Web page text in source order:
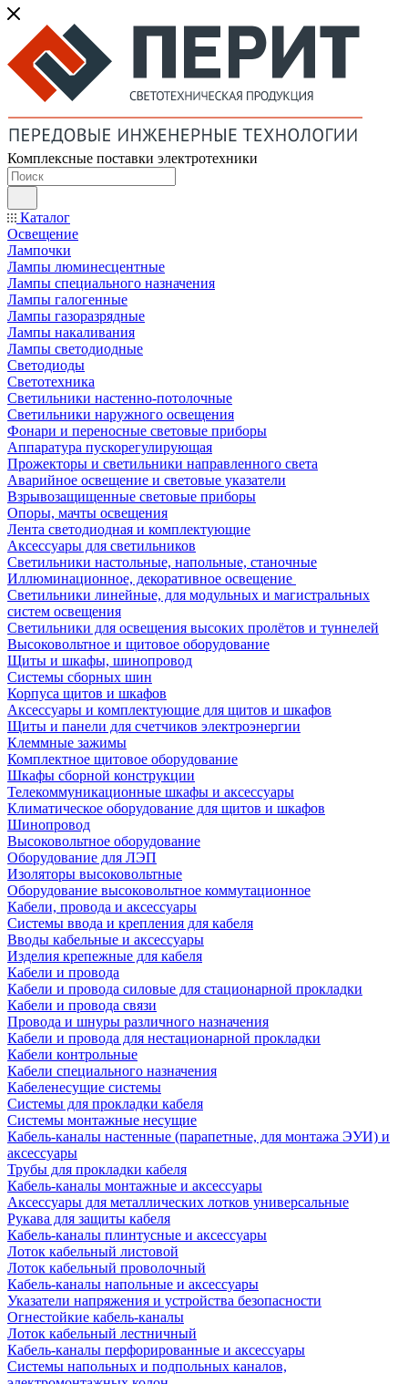
Комплексные поставки электротехники
Каталог
Освещение
Лампочки
Лампы люминесцентные
Лампы специального назначения
Лампы галогенные
Лампы газоразрядные
Лампы накаливания
Лампы светодиодные
Светодиоды
Светотехника
Светильники настенно-потолочные
Светильники наружного освещения
Фонари и переносные световые приборы
Аппаратура пускорегулирующая
Прожекторы и светильники направленного света
Аварийное освещение и световые указатели
Взрывозащищенные световые приборы
Опоры, мачты освещения
Лента светодиодная и комплектующие
Аксессуары для светильников
Светильники настольные, напольные, станочные
Иллюминационное, декоративное освещение
Светильники линейные, для модульных и магистральных
систем освещения
Светильники для освещения высоких пролётов и туннелей
Высоковольтное и щитовое оборудование
Щиты и шкафы, шинопровод
Системы сборных шин
Корпуса щитов и шкафов
Аксессуары и комплектующие для щитов и шкафов
Щиты и панели для счетчиков электроэнергии
Клеммные зажимы
Комплектное щитовое оборудование
Шкафы сборной конструкции
Телекоммуникационные шкафы и аксессуары
Климатическое оборудование для щитов и шкафов
Шинопровод
Высоковольтное оборудование
Оборудование для ЛЭП
Изоляторы высоковольтные
Оборудование высоковольтное коммутационное
Кабели, провода и аксессуары
Системы ввода и крепления для кабеля
Вводы кабельные и аксессуары
Изделия крепежные для кабеля
Кабели и провода
Кабели и провода силовые для стационарной прокладки
Кабели и провода связи
Провода и шнуры различного назначения
Кабели и провода для нестационарной прокладки
Кабели контрольные
Кабели специального назначения
Кабеленесущие системы
Системы для прокладки кабеля
Системы монтажные несущие
Кабель-каналы настенные (парапетные, для монтажа ЭУИ) и
аксессуары
Трубы для прокладки кабеля
Кабель-каналы монтажные и аксессуары
Аксессуары для металлических лотков универсальные
Рукава для защиты кабеля
Кабель-каналы плинтусные и аксессуары
Лоток кабельный листовой
Лоток кабельный проволочный
Кабель-каналы напольные и аксессуары
Указатели напряжения и устройства безопасности
Огнестойкие кабель-каналы
Лоток кабельный лестничный
Кабель-каналы перфорированные и аксессуары
Системы напольных и подпольных каналов,